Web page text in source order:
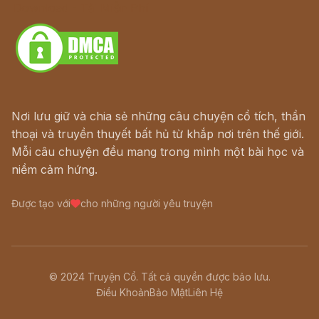
Nơi lưu giữ và chia sẻ những câu chuyện cổ tích, thần
thoại và truyền thuyết bất hủ từ khắp nơi trên thế giới.
Mỗi câu chuyện đều mang trong mình một bài học và
niềm cảm hứng.
Được tạo với cho những người yêu truyện
© 2024 Truyện Cổ. Tất cả quyền được bảo lưu.
Điều KhoảnBảo MậtLiên Hệ